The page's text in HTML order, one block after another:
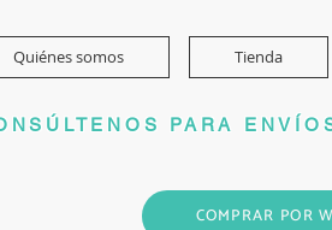
Quiénes somos Tienda
PARA
COMPRAR POR